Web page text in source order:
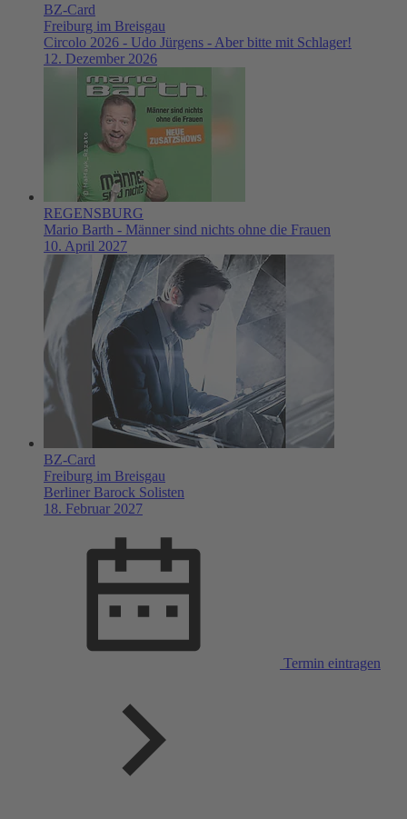
BZ-Card
Freiburg im Breisgau
Circolo 2026 - Udo Jürgens - Aber bitte mit Schlager!
12. Dezember 2026
REGENSBURG
Mario Barth - Männer sind nichts ohne die Frauen
10. April 2027
BZ-Card
Freiburg im Breisgau
Berliner Barock Solisten
18. Februar 2027
Termin eintragen